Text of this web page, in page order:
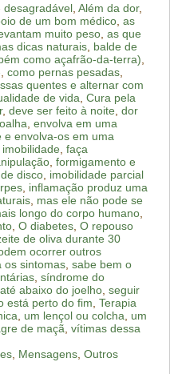
desagradável, Além da dor,
de um bom médico, as
muito peso, as que
dicas naturais, balde de
como açafrão-da-terra)
como pernas pesadas,
quentes e alternar com
de vida Cura pela
, deve ser feito à noite dor
envolva em uma
e envolva-os em uma
faça
, formigamento e
disco, imobilidade parcial
, inflamação produz uma
, mas ele não pode se
longo do corpo humano,
, O diabetes, O repouso
de oliva durante 30
ocorrer outros
os sintomas, sabe bem o
, síndrome do
abaixo do joelho, seguir
está perto do fim Terapia
um lençol ou colcha
um
de maçã vítimas dessa
, Mensagens, Outros